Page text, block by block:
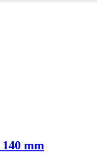
mm